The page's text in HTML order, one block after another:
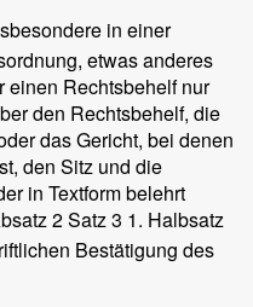
in einer
etwas anderes
einen Rechtsbehelf nur
den Rechtsbehelf, die
das Gericht, bei denen
den Sitz und die
in Textform belehrt
2 Satz 3 1. Halbsatz
Bestätigung des